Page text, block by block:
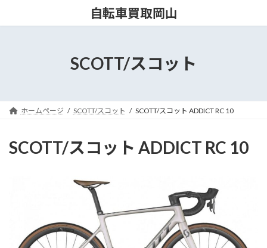
ッ
移
自転車買取岡山
SCOTT/スコット
ホームページ SCOTT/スコット SCOTT/スコット ADDICT RC 10
SCOTT/スコット ADDICT RC 10